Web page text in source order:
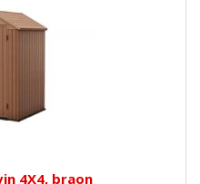
4X4, braon